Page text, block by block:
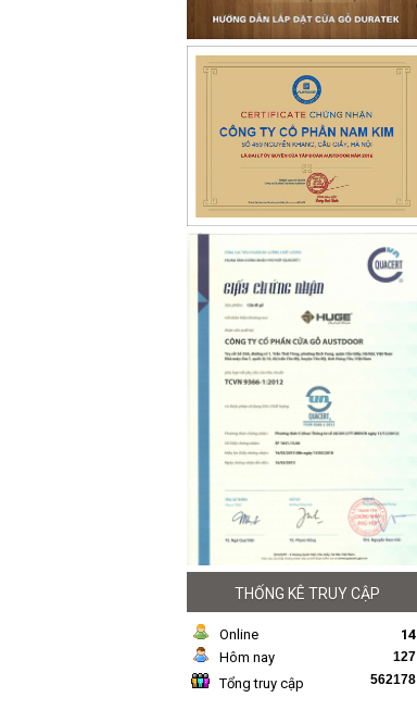
THỐNG KÊ TRUY CẬP
Online
14
Hôm nay
Tổng truy cập
127
562178